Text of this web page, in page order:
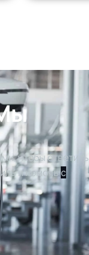
чтобы ответить
и помочьс